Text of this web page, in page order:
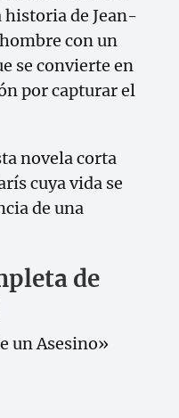
historia de Jean-
con un
se convierte en
por capturar el
novela corta
cuya vida se
de una
de
un Asesino»